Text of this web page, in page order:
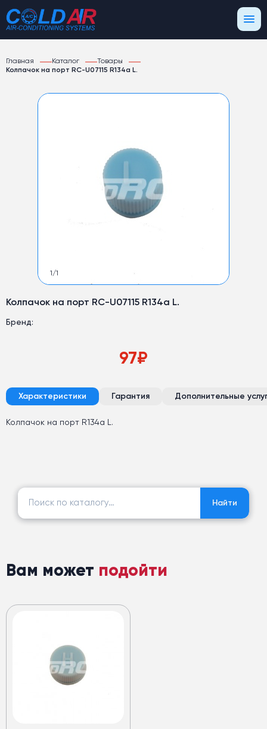
Главная Каталог
Товары
Колпачок на порт RC-U07115 R134а L.
1 /1
Колпачок на порт RC-U07115 R134а L.
Бренд:
97₽
Характеристики Гарантия Дополнительные
Колпачок на порт R134а L.
Найти:
Найти
Вам может подойти